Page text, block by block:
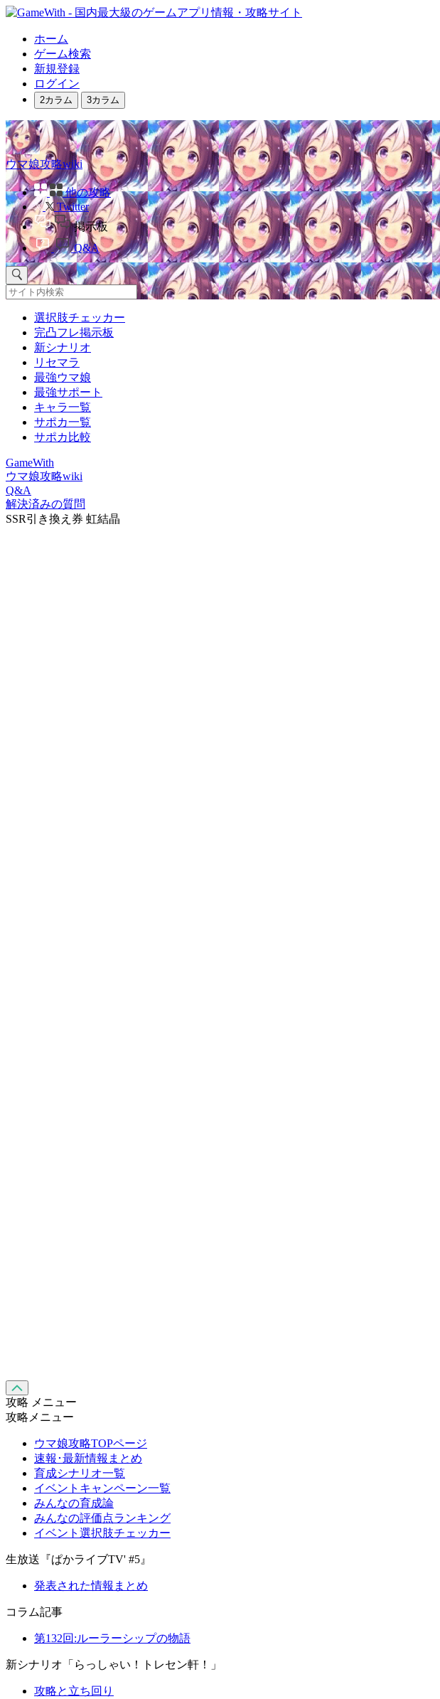
ホーム
ゲーム検索
新規登録
ログイン
2カラム 3カラム
ウマ娘攻略wiki
他の攻略
Twitter
掲示板
Q&A
選択肢チェッカー
完凸フレ掲示板
新シナリオ
リセマラ
最強ウマ娘
最強サポート
キャラ一覧
サポカ一覧
サポカ比較
GameWith
ウマ娘攻略wiki
Q&A
解決済みの質問
SSR引き換え券 虹結晶
攻略 メニュー
攻略メニュー
ウマ娘攻略TOPページ
速報･最新情報まとめ
育成シナリオ一覧
イベントキャンペーン一覧
みんなの育成論
みんなの評価点ランキング
イベント選択肢チェッカー
生放送『ぱかライブTV' #5』
発表された情報まとめ
コラム記事
第132回:ルーラーシップの物語
新シナリオ「らっしゃい！トレセン軒！」
攻略と立ち回り